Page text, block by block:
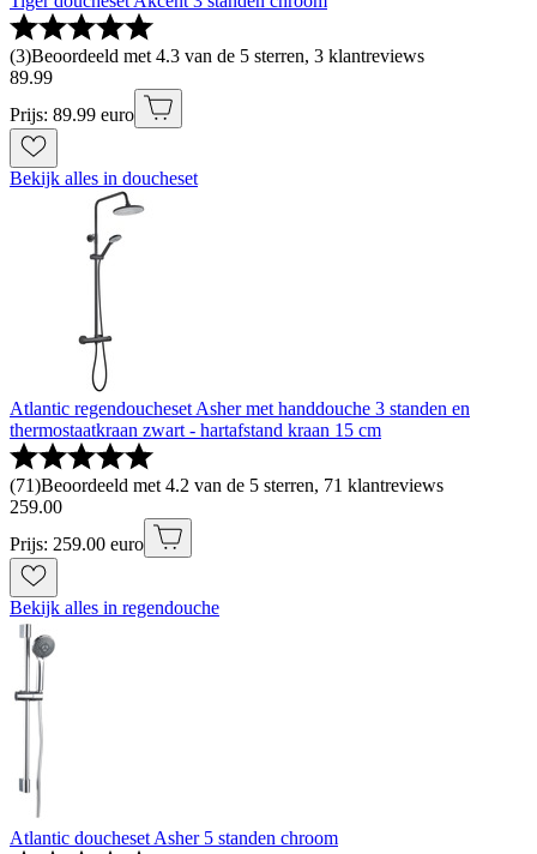
(3)Beoordeeld met 4.3 van de 5 sterren, 3 klantreviews
89.99
Prijs: 89.99 euro
Bekijk alles in doucheset
Atlantic regendoucheset Asher met handdouche 3 standen en
thermostaatkraan zwart - hartafstand kraan 15 cm
(71)Beoordeeld met 4.2 van de 5 sterren, 71 klantreviews
259.00
Prijs: 259.00 euro
Bekijk alles in regendouche
Atlantic doucheset Asher 5 standen chroom